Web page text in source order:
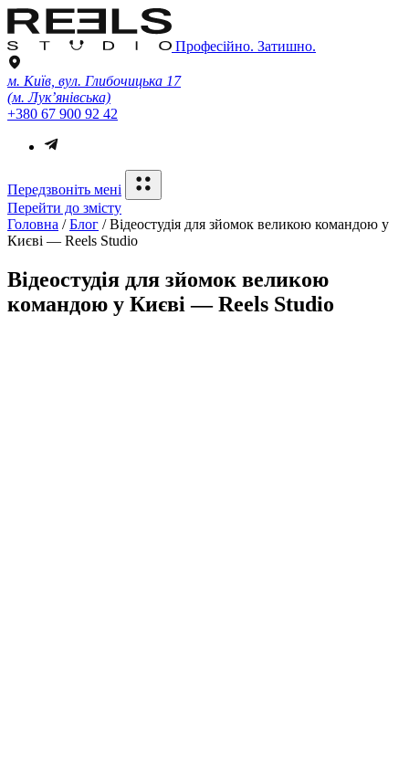
Професійно. Затишно.
м. Київ, вул. Глибочицька 17
(м. Лук’янівська)
+380 67 900 92 42
Передзвоніть мені
Перейти до змісту
Головна / Блог / Відеостудія для зйомок великою командою у
Києві — Reels Studio
Відеостудія для зйомок великою
командою у Києві — Reels Studio